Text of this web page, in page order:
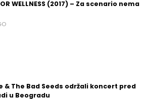
WELLNESS (2017) – Za scenario nema
& The Bad Seeds održali koncert pred
u Beogradu